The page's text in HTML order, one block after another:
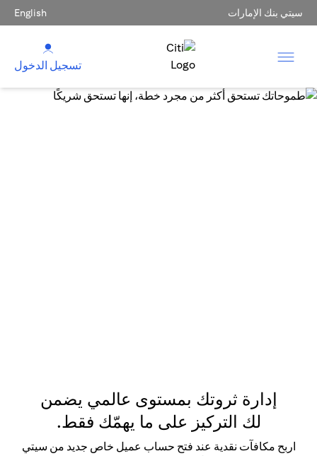
سيتي بنك الإمارات English
تسجيل الدخول
إدارة ثروتك بمستوى عالمي يضمن
لك التركيز على ما يهمّك فقط.
اربح مكافآت نقدية عند فتح حساب عميل خاص جديد من سيتي